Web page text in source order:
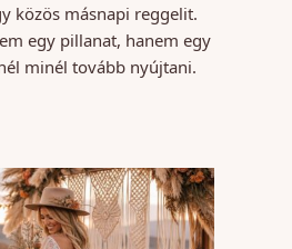
közös másnapi reggelit.
egy pillanat, hanem egy
minél tovább nyújtani.